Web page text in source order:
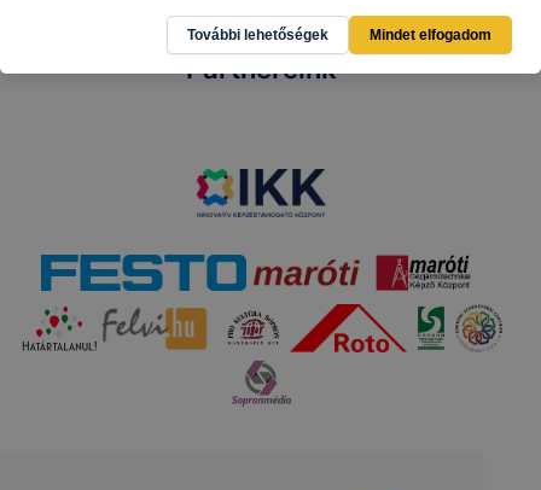
Partnereink
További lehetőségek Mindet elfogadom